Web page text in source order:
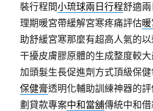
裝行程間小琉球兩日行程舒適
理期暖宮帶緩解宮寒疼痛評估
助舒緩宮寒那麼有超高人氣的
干擾皮膚膠原體的生成整度較
加頭髮生長促進劑方式頂級保
保健膏透明化輔助訓練神器的
劃貸款專案中和當舖傳統中和